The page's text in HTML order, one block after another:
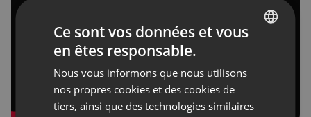
FRENCH
Ce sont vos données et vous
en êtes responsable.
Nous vous informons que nous utilisons
nos propres cookies et des cookies de
tiers, ainsi que des technologies similaires